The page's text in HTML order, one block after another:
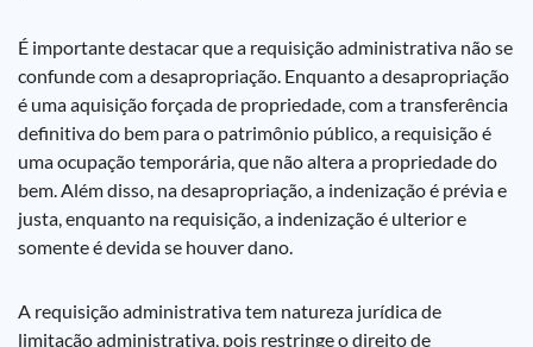
É importante destacar que a requisição administrativa não se
confunde com a desapropriação. Enquanto a desapropriação
é uma aquisição forçada de propriedade, com a transferência
definitiva do bem para o patrimônio público, a requisição é
uma ocupação temporária, que não altera a propriedade do
bem. Além disso, na desapropriação, a indenização é prévia e
justa, enquanto na requisição, a indenização é ulterior e
somente é devida se houver dano.
A requisição administrativa tem natureza jurídica de
limitação administrativa, pois restringe o direito de